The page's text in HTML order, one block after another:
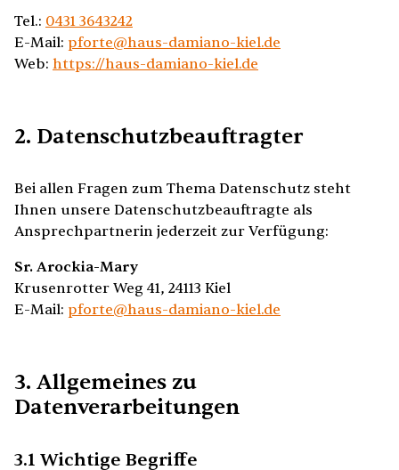
Tel.: 0431 3643242
E-Mail: pforte@​haus-damiano-kiel.​de
Web: https://​haus-damiano-kiel.​de
2. Datenschutzbeauftragter
Bei allen Fragen zum Thema Datenschutz steht
Ihnen unsere Datenschutzbeauftragte als
Ansprechpartnerin jederzeit zur Verfügung:
Sr. Arockia-Mary
Krusenrotter Weg 41, 24113 Kiel
E-Mail: pforte@​haus-damiano-kiel.​de
3. Allgemeines zu
Datenverarbeitungen
3.1 Wichtige Begriffe